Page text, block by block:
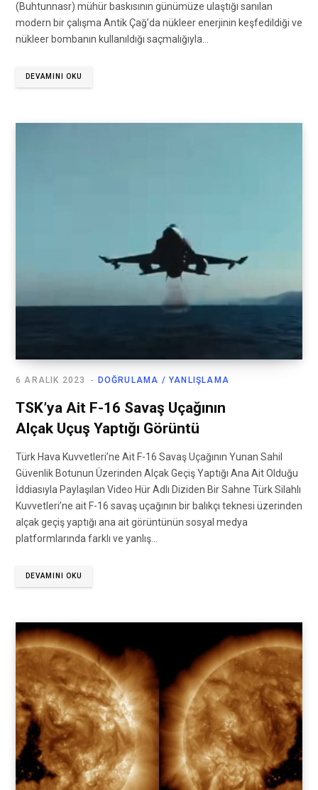
(Buhtunnasr) mühür baskısının günümüze ulaştığı sanılan
modern bir çalışma Antik Çağ’da nükleer enerjinin keşfedildiği ve
nükleer bombanın kullanıldığı saçmalığıyla…
DEVAMINI OKU
DOĞRULAMA / YANLIŞLAMA
6 ARALIK 2023
TSK’ya Ait F-16 Savaş Uçağının
Alçak Uçuş Yaptığı Görüntü
Türk Hava Kuvvetleri’ne Ait F-16 Savaş Uçağının Yunan Sahil
Güvenlik Botunun Üzerinden Alçak Geçiş Yaptığı Ana Ait Olduğu
İddiasıyla Paylaşılan Video Hür Adlı Diziden Bir Sahne Türk Silahlı
Kuvvetleri’ne ait F-16 savaş uçağının bir balıkçı teknesi üzerinden
alçak geçiş yaptığı ana ait görüntünün sosyal medya
platformlarında farklı ve yanlış…
DEVAMINI OKU